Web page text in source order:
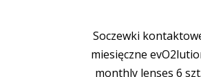
Soczewki
miesięczne
monthly lenses 6 szt.